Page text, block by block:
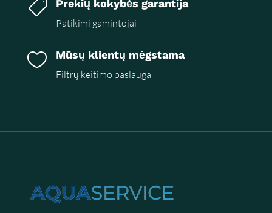
 Prekių kokybės garantija
Patikimi gamintojai
 Mūsų klientų mėgstama
Filtrų keitimo paslauga